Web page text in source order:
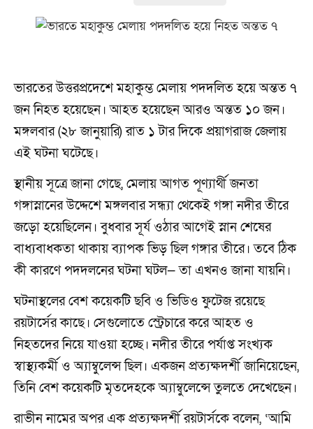
ভারতের উত্তরপ্রদেশে মহাকুম্ভ মেলায় পদদলিত হয়ে অন্তত ৭
জন নিহত হয়েছেন। আহত হয়েছেন আরও অন্তত ১০ জন।
মঙ্গলবার (২৮ জানুয়ারি) রাত ১ টার দিকে প্রয়াগরাজ জেলায়
এই ঘটনা ঘটেছে।
স্থানীয় সূত্রে জানা গেছে, মেলায় আগত পূণ্যার্থী জনতা
গঙ্গাস্নানের উদ্দেশে মঙ্গলবার সন্ধ্যা থেকেই গঙ্গা নদীর তীরে
জড়ো হয়েছিলেন। বুধবার সূর্য ওঠার আগেই স্নান শেষের
বাধ্যবাধকতা থাকায় ব্যাপক ভিড় ছিল গঙ্গার তীরে। তবে ঠিক
কী কারণে পদদলনের ঘটনা ঘটল— তা এখনও জানা যায়নি।
ঘটনাস্থলের বেশ কয়েকটি ছবি ও ভিডিও ফুটেজ রয়েছে
রয়টার্সের কাছে। সেগুলোতে স্ট্রেচারে করে আহত ও
নিহতদের নিয়ে যাওয়া হচ্ছে। নদীর তীরে পর্যাপ্ত সংখ্যক
স্বাস্থ্যকর্মী ও অ্যাম্বুলেন্স ছিল। একজন প্রত্যক্ষদর্শী জানিয়েছেন,
তিনি বেশ কয়েকটি মৃতদেহকে অ্যাম্বুলেন্সে তুলতে দেখেছেন।
রাভীন নামের অপর এক প্রত্যক্ষদর্শী রয়টার্সকে বলেন, ‘আমি